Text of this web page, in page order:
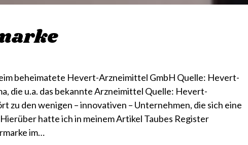
beheimatete Hevert-Arzneimittel GmbH Quelle: Hevert-
die u.a. das bekannte Arzneimittel Quelle: Hevert-
zu den wenigen – innovativen – Unternehmen, die sich eine
hatte ich in meinem Artikel Taubes Register
im…